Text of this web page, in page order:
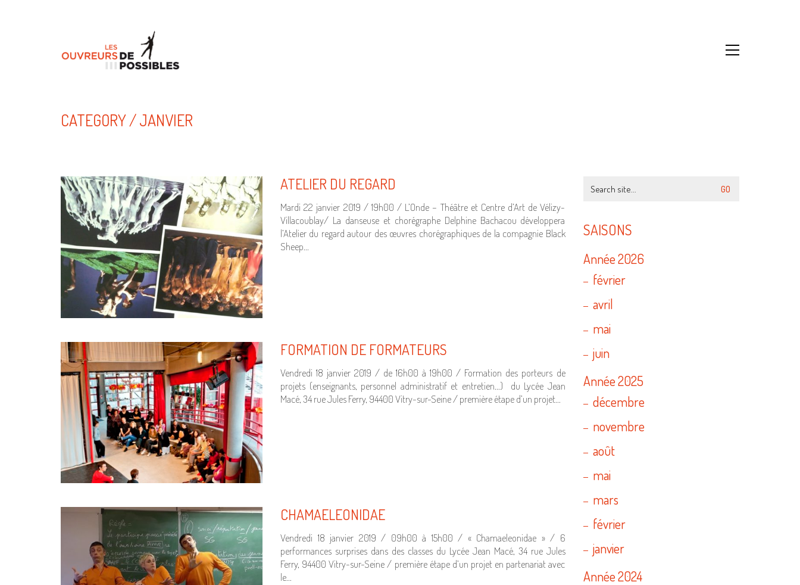
CATEGORY /JANVIER
ATELIER DU REGARD
Mardi 22 janvier 2019 / 19h00 / L’Onde – Théâtre et Centre d’Art de Vélizy-
Villacoublay/ La danseuse et chorégraphe Delphine Bachacou développera
l’Atelier du regard autour des œuvres chorégraphiques de la compagnie Black
Sheep…
FORMATION DE FORMATEURS
Vendredi 18 janvier 2019 / de 16h00 à 19h00 / Formation des porteurs de
projets (enseignants, personnel administratif et entretien…) du Lycée Jean
Macé, 34 rue Jules Ferry, 94400 Vitry-sur-Seine / première étape d’un projet…
CHAMAELEONIDAE
Vendredi 18 janvier 2019 / 09h00 à 15h00 / « Chamaeleonidae » / 6
performances surprises dans des classes du Lycée Jean Macé, 34 rue Jules
Ferry, 94400 Vitry-sur-Seine / première étape d’un projet en partenariat avec
le…
for:
SAISONS
Année 2026
février
avril
mai
juin
Année 2025
décembre
novembre
août
mai
mars
février
janvier
Année 2024